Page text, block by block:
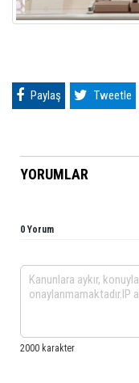
Paylaş Tweetle
YORUMLAR
0 Yorum